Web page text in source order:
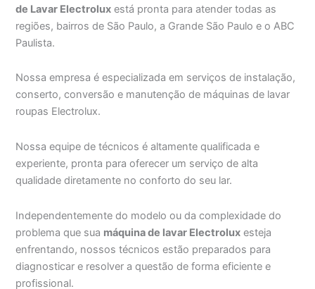
de Lavar Electrolux está pronta para atender todas as
regiões, bairros de São Paulo, a Grande São Paulo e o ABC
Paulista.
Nossa empresa é especializada em serviços de instalação,
conserto, conversão e manutenção de máquinas de lavar
roupas Electrolux.
Nossa equipe de técnicos é altamente qualificada e
experiente, pronta para oferecer um serviço de alta
qualidade diretamente no conforto do seu lar.
Independentemente do modelo ou da complexidade do
problema que sua máquina de lavar Electrolux esteja
enfrentando, nossos técnicos estão preparados para
diagnosticar e resolver a questão de forma eficiente e
profissional.